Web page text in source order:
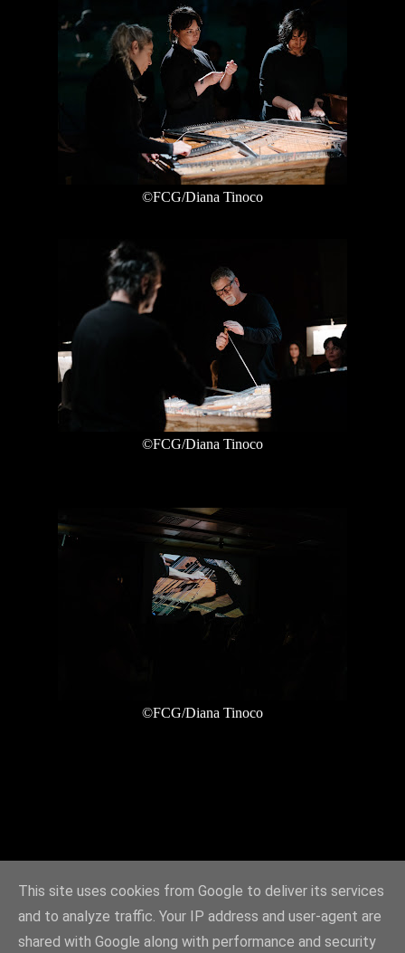
©FCG/Diana Tinoco
©FCG/Diana Tinoco
©FCG/Diana Tinoco
This site uses cookies from Google to deliver its services
and to analyze traffic. Your IP address and user-agent are
shared with Google along with performance and security